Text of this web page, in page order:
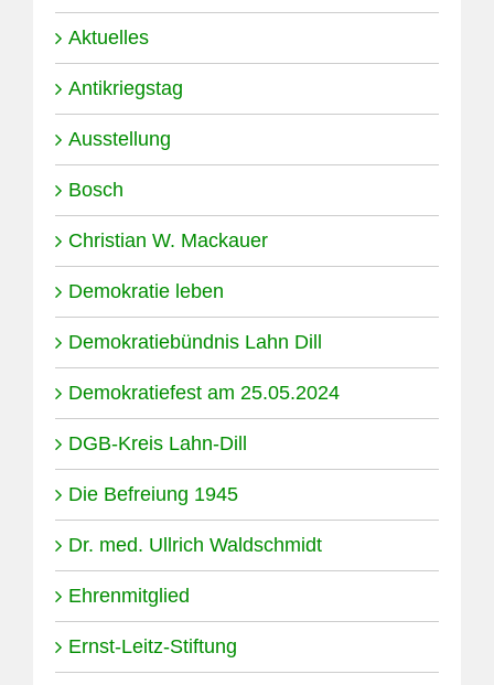
Aktuelles
Antikriegstag
Ausstellung
Bosch
Christian W. Mackauer
Demokratie leben
Demokratiebündnis Lahn Dill
Demokratiefest am 25.05.2024
DGB-Kreis Lahn-Dill
Die Befreiung 1945
Dr. med. Ullrich Waldschmidt
Ehrenmitglied
Ernst-Leitz-Stiftung